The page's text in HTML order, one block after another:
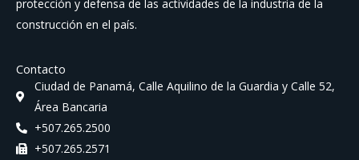
protección y defensa de las actividades de la industria de la
construcción en el país.
Contacto
Ciudad de Panamá, Calle Aquilino de la Guardia y Calle 52,
Área Bancaria
+507.265.2500
+507.265.2571